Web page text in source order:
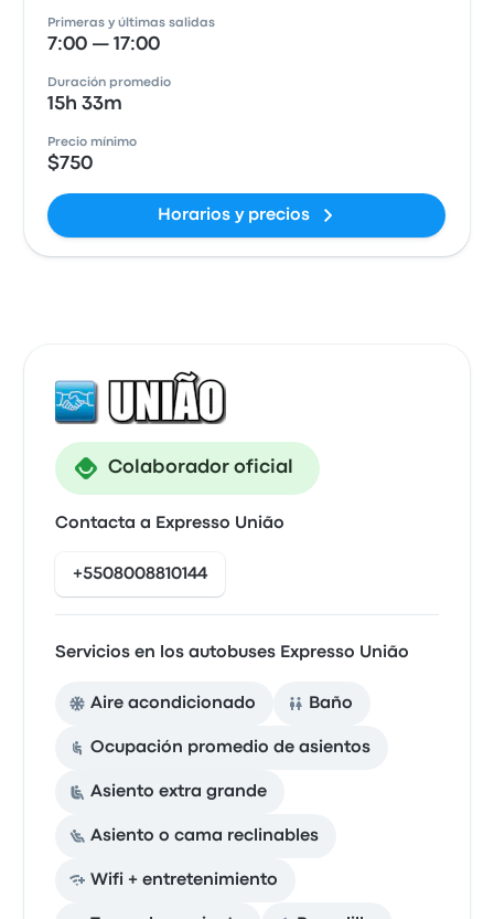
Primeras y últimas salidas
7:00 — 17:00
Duración promedio
15h 33m
Precio mínimo
$750
Horarios y precios
Colaborador oficial
Contacta a Expresso União
+5508008810144
Servicios en los autobuses Expresso União
Aire acondicionado Baño
Ocupación promedio de asientos
Asiento extra grande
Asiento o cama reclinables
Wifi + entretenimiento